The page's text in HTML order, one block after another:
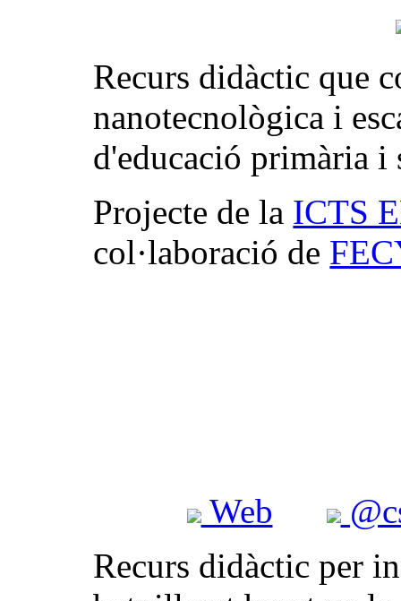
Recurs didàctic que
nanotecnològica i
d'educació primària i
Projecte de la ICTS
col·laboració de
Web
Recurs didàctic per